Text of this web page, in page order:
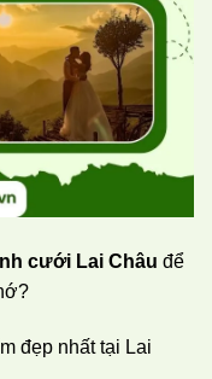
cưới Lai Châu để
đẹp nhất tại Lai